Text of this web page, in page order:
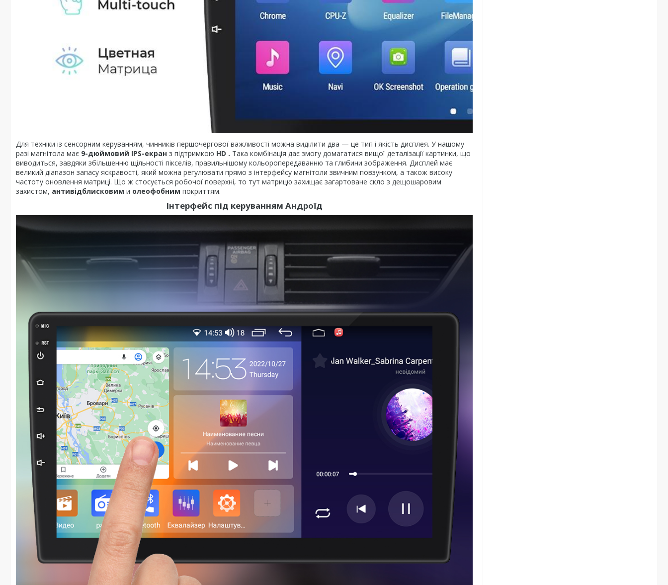
Для техніки із сенсорним керуванням, чинників першочергової важливості можна виділити два — це тип і якість дисплея. У нашому
разі магнітола має 9-дюймовий IPS-екран з підтримкою HD . Така комбінація дає змогу домагатися вищої деталізації картинки, що
виводиться, завдяки збільшенню щільності пікселів, правильнішому кольоропередаванню та глибини зображення. Дисплей має
великий діапазон запасу яскравості, який можна регулювати прямо з інтерфейсу магнітоли звичним повзунком, а також високу
частоту оновлення матриці. Що ж стосується робочої поверхні, то тут матрицю захищає загартоване скло з дещошаровим
захистом, антивідблисковим и олеофобним покриттям.
Інтерфейс під керуванням Андроїд